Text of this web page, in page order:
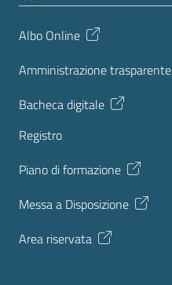
Albo Online
Amministrazione trasparente
Bacheca digitale
Registro
Piano di formazione
Messa a Disposizione
Area riservata